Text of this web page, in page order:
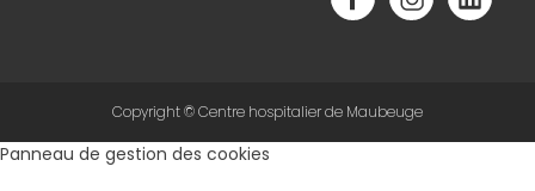
Copyright © Centre hospitalier de Maubeuge
Panneau de gestion des cookies